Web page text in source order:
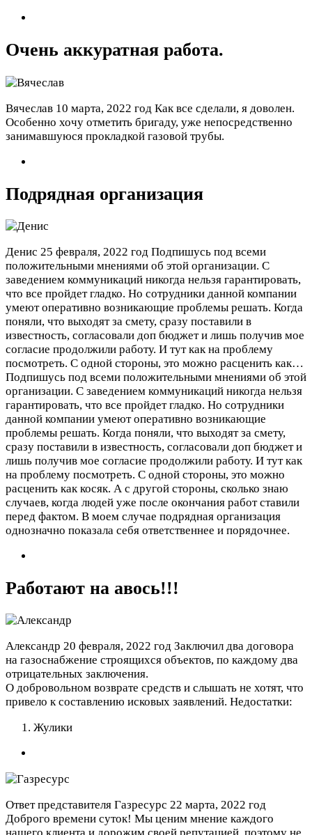
Очень аккуратная работа.
Вячеслав 10 марта, 2022 год Как все сделали, я доволен.
Особенно хочу отметить бригаду, уже непосредственно
занимавшуюся прокладкой газовой трубы.
Подрядная организация
Денис 25 февраля, 2022 год Подпишусь под всеми
положительными мнениями об этой организации. С
заведением коммуникаций никогда нельзя гарантировать,
что все пройдет гладко. Но сотрудники данной компании
умеют оперативно возникающие проблемы решать. Когда
поняли, что выходят за смету, сразу поставили в
известность, согласовали доп бюджет и лишь получив мое
согласие продолжили работу. И тут как на проблему
посмотреть. С одной стороны, это можно расценить как…
Подпишусь под всеми положительными мнениями об этой
организации. С заведением коммуникаций никогда нельзя
гарантировать, что все пройдет гладко. Но сотрудники
данной компании умеют оперативно возникающие
проблемы решать. Когда поняли, что выходят за смету,
сразу поставили в известность, согласовали доп бюджет и
лишь получив мое согласие продолжили работу. И тут как
на проблему посмотреть. С одной стороны, это можно
расценить как косяк. А с другой стороны, сколько знаю
случаев, когда людей уже после окончания работ ставили
перед фактом. В моем случае подрядная организация
однозначно показала себя ответственнее и порядочнее.
Работают на авось!!!
Александр 20 февраля, 2022 год Заключил два договора
на газоснабжение строящихся объектов, по каждому два
отрицательных заключения.
О добровольном возврате средств и слышать не хотят, что
привело к составлению исковых заявлений. Недостатки:
Жулики
Ответ представителя Газресурс 22 марта, 2022 год
Доброго времени суток! Мы ценим мнение каждого